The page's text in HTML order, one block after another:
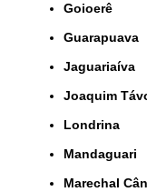
Goioerê
Guarapuava
Jaguariaíva
Joaquim
Londrina
Mandaguari
Marechal